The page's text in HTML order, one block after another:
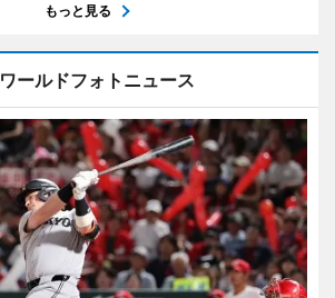
もっと見る
ワールドフォトニュース